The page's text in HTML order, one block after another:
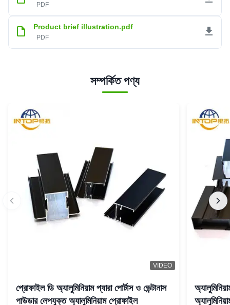
PDF
Product brief illustration.pdf
PDF
সম্পর্কিত পণ্য
VIDEO
প্রোফাইল ডি অ্যালুমিনিয়াম প্যারা পোর্টাস ও ভেন্টানাস
পাউডার লেপযুক্ত অ্যালুমিনিয়াম প্রোফাইল